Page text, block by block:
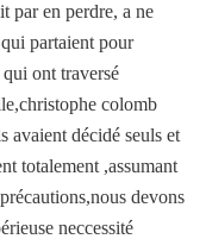
par en perdre, a ne
partaient pour
ont traversé
colomb
avaient décidé seuls et
totalement ,assumant
devons
neccessité